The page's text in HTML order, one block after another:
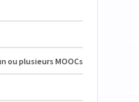
ou plusieurs MOOCs